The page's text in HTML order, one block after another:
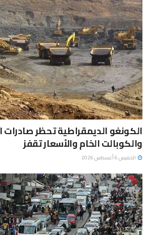
الكونغو الديمقراطية تحظر
والكوبالت الخام والأسعار تقفز
الخميس 6 أغسطس 2026